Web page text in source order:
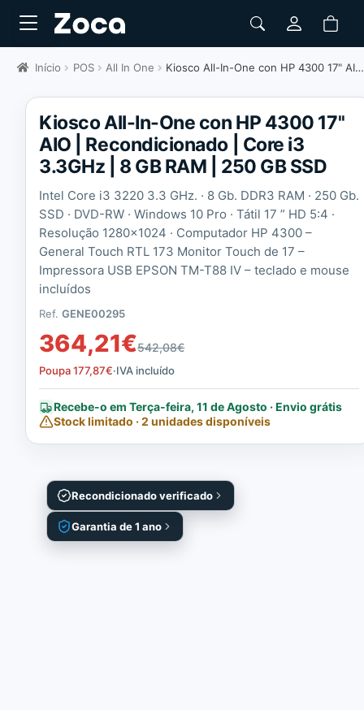
Início POS All In One Kiosco All-In-One con HP 4300 17" AIO | Recondicionado
Recondicionado verificado
Garantia de 1 ano
Kiosco All-In-One con HP 4300 17''
AIO | Recondicionado | Core i3
3.3GHz | 8 GB RAM | 250 GB SSD
Intel Core i3 3220 3.3 GHz. · 8 Gb. DDR3 RAM · 250 Gb.
SSD · DVD-RW · Windows 10 Pro · Tátil 17 ” HD 5:4 ·
Resolução 1280×1024 · Computador HP 4300 –
General Touch RTL 173 Monitor Touch de 17 –
Impressora USB EPSON TM-T88 IV – teclado e mouse
incluídos
Ref.GENE00295
364,21€542,08€
Poupa177,87€·IVA incluído
Recebe-o em Terça-feira, 11 de Agosto · Envio grátis
Stock limitado · 2 unidades disponíveis